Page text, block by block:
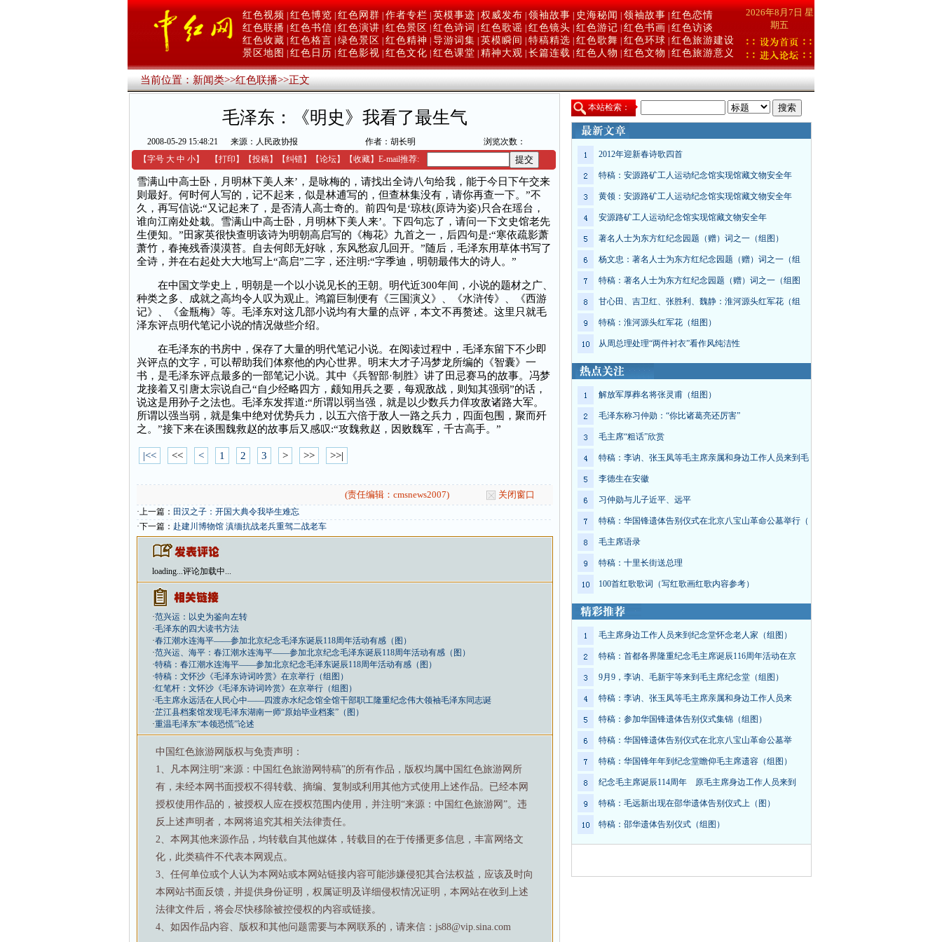
红色视频 红色博览 红色网群 作者专栏 英模事迹 权威发布 领袖故事 史海秘闻 领袖故事 红色恋情
红色联播 红色书信 红色演讲 红色景区 红色诗词 红色歌谣 红色镜头 红色游记 红色书画
红色访谈
红色收藏 红色格言 绿色景区 红色精神 导游词集 英模瞬间 特稿精选 红色歌舞 红色环球 红色旅游建设
景区地图
红色日历 红色影视 红色文化 红色课堂 精神大观 长篇连载 红色人物 红色文物 红色旅游意义
2026年8月7日 星
期五
当前位置：新闻类>>红色联播>>正文
毛泽东：《明史》我看了最生气
2008-05-29 15:48:21 来源：人民政协报 作者：胡长明
浏览次数：
【字号 大 中 小】 【打印 】 【投稿】 【纠错】 【论坛】 【收藏】 E-mail推荐:
雪满山中高士卧，月明林下美人来’，是咏梅的，请找出全诗八句给我，能于今日下午交来
则最好。何时何人写的，记不起来，似是林逋写的，但查林集没有，请你再查一下。”不
久，再写信说:“又记起来了，是否清人高士奇的。前四句是‘琼枝(原诗为姿)只合在瑶台，
谁向江南处处栽。雪满山中高士卧，月明林下美人来’。下四句忘了，请问一下文史馆老先
生便知。”田家英很快查明该诗为明朝高启写的《梅花》九首之一，后四句是:“寒依疏影萧
萧竹，春掩残香漠漠苔。自去何郎无好咏，东风愁寂几回开。”随后，毛泽东用草体书写了
全诗，并在右起处大大地写上“高启”二字，还注明:“字季迪，明朝最伟大的诗人。”
在中国文学史上，明朝是一个以小说见长的王朝。明代近300年间，小说的题材之广、
种类之多、成就之高均令人叹为观止。鸿篇巨制便有《三国演义》、《水浒传》、《西游
记》、《金瓶梅》等。毛泽东对这几部小说均有大量的点评，本文不再赘述。这里只就毛
泽东评点明代笔记小说的情况做些介绍。
在毛泽东的书房中，保存了大量的明代笔记小说。在阅读过程中，毛泽东留下不少即
兴评点的文字，可以帮助我们体察他的内心世界。明末大才子冯梦龙所编的《智囊》一
书，是毛泽东评点最多的一部笔记小说。其中《兵智部·制胜》讲了田忌赛马的故事。冯梦
龙接着又引唐太宗说自己“自少经略四方，颇知用兵之要，每观敌战，则知其强弱”的话，
说这是用孙子之法也。毛泽东发挥道:“所谓以弱当强，就是以少数兵力佯攻敌诸路大军。
所谓以强当弱，就是集中绝对优势兵力，以五六倍于敌人一路之兵力，四面包围，聚而歼
之。”接下来在谈围魏救赵的故事后又感叹:“攻魏救赵，因败魏军，千古高手。”
|<< << < 1 2 3 > >> >>|
(责任编辑：cmsnews2007) 关闭窗口
·上一篇： 田汉之子：开国大典令我毕生难忘
·下一篇： 赴建川博物馆 滇缅抗战老兵重驾二战老车
loading...评论加载中...
·范兴运：以史为鉴向左转
·毛泽东的四大读书方法
·春江潮水连海平——参加北京纪念毛泽东诞辰118周年活动有感（图）
·范兴运、海平：春江潮水连海平——参加北京纪念毛泽东诞辰118周年活动有感（图）
·特稿：春江潮水连海平——参加北京纪念毛泽东诞辰118周年活动有感（图）
·特稿：文怀沙《毛泽东诗词吟赏》在京举行（组图）
·红笔杆：文怀沙《毛泽东诗词吟赏》在京举行（组图）
·毛主席永远活在人民心中——四渡赤水纪念馆全馆干部职工隆重纪念伟大领袖毛泽东同志诞
·芷江县档案馆发现毛泽东湖南一师“原始毕业档案”（图）
·重温毛泽东“本领恐慌”论述
中国红色旅游网版权与免责声明：
1、凡本网注明“来源：中国红色旅游网特稿”的所有作品，版权均属中国红色旅游网所
有，未经本网书面授权不得转载、摘编、复制或利用其他方式使用上述作品。已经本网
授权使用作品的，被授权人应在授权范围内使用，并注明“来源：中国红色旅游网”。违
反上述声明者，本网将追究其相关法律责任。
2、本网其他来源作品，均转载自其他媒体，转载目的在于传播更多信息，丰富网络文
化，此类稿件不代表本网观点。
3、任何单位或个人认为本网站或本网站链接内容可能涉嫌侵犯其合法权益，应该及时向
本网站书面反馈，并提供身份证明，权属证明及详细侵权情况证明，本网站在收到上述
法律文件后，将会尽快移除被控侵权的内容或链接。
4、如因作品内容、版权和其他问题需要与本网联系的，请来信：js88@vip.sina.com
本站检索：
2012年迎新春诗歌四首
特稿：安源路矿工人运动纪念馆实现馆藏文物安全年
黄领：安源路矿工人运动纪念馆实现馆藏文物安全年
安源路矿工人运动纪念馆实现馆藏文物安全年
著名人士为东方红纪念园题（赠）词之一（组图）
杨文忠：著名人士为东方红纪念园题（赠）词之一（组
特稿：著名人士为东方红纪念园题（赠）词之一（组图
甘心田、吉卫红、张胜利、魏静：淮河源头红军花（组
特稿：淮河源头红军花（组图）
从周总理处理“两件衬衣”看作风纯洁性
解放军厚葬名将张灵甫（组图）
毛泽东称习仲勋：“你比诸葛亮还厉害”
毛主席“粗话”欣赏
特稿：李讷、张玉凤等毛主席亲属和身边工作人员来到毛
李德生在安徽
习仲勋与儿子近平、远平
特稿：华国锋遗体告别仪式在北京八宝山革命公墓举行（
毛主席语录
特稿：十里长街送总理
100首红歌歌词（写红歌画红歌内容参考）
毛主席身边工作人员来到纪念堂怀念老人家（组图）
特稿：首都各界隆重纪念毛主席诞辰116周年活动在京
9月9，李讷、毛新宇等来到毛主席纪念堂（组图）
特稿：李讷、张玉凤等毛主席亲属和身边工作人员来
特稿：参加华国锋遗体告别仪式集锦（组图）
特稿：华国锋遗体告别仪式在北京八宝山革命公墓举
特稿：华国锋年年到纪念堂瞻仰毛主席遗容（组图）
纪念毛主席诞辰114周年 原毛主席身边工作人员来到
特稿：毛远新出现在邵华遗体告别仪式上（图）
特稿：邵华遗体告别仪式（组图）